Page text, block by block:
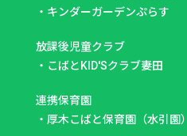
・ キンダーガーデンぷらす
放課後児童クラブ
・ こばとKID'Sクラブ妻田
連携保育園
・ 厚木こばと保育園（水引園）